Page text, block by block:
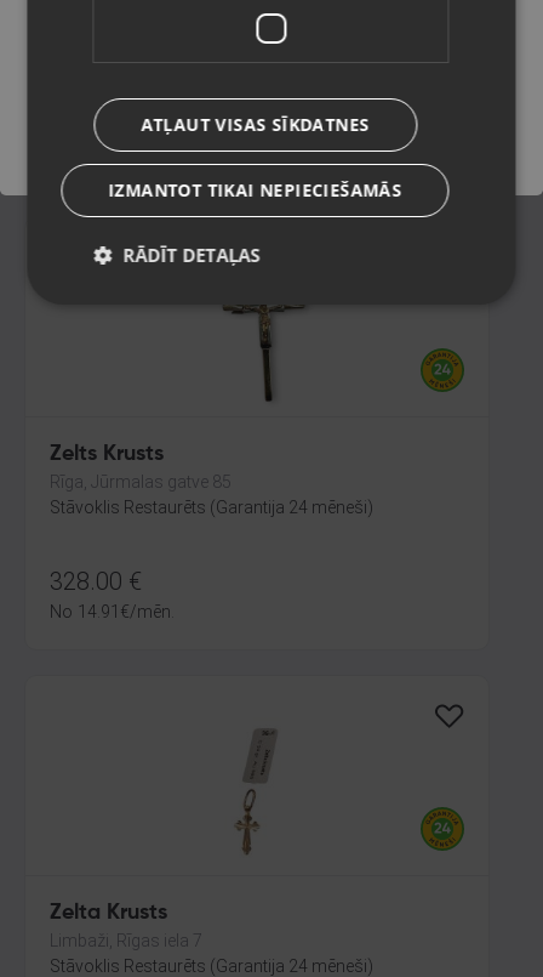
Liepāja, Mirdzas Ķempes iela 8-16
Stāvoklis Restaurēts (Garantija 24 mēneši)
100.00 €
4.55€/mēn.
Zelts Krusts
Rīga, Jūrmalas gatve 85
Stāvoklis Restaurēts (Garantija 24 mēneši)
328.00 €
No 14.91 €/mēn.
Zelta Krusts
Limbaži, Rīgas iela 7
Stāvoklis Restaurēts (Garantija 24 mēneši)
Saglabāt
ATĻAUT VISAS SĪKDATNES
IZMANTOT TIKAI NEPIECIEŠAMĀS
RĀDĪT DETAĻAS